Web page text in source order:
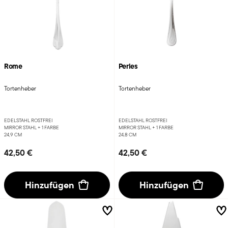
Rome
Tortenheber
EDELSTAHL ROSTFREI
MIRROR STAHL + 1 FARBE
24,9 CM
42,50 €
Hinzufügen
Perles
Tortenheber
EDELSTAHL ROSTFREI
MIRROR STAHL + 1 FARBE
24,8 CM
42,50 €
Hinzufügen